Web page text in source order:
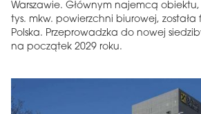
Warszawie. Głównym najemcą
tys. mkw. powierzchni biurowej,
Polska. Przeprowadzka do nowej
na początek 2029 roku.